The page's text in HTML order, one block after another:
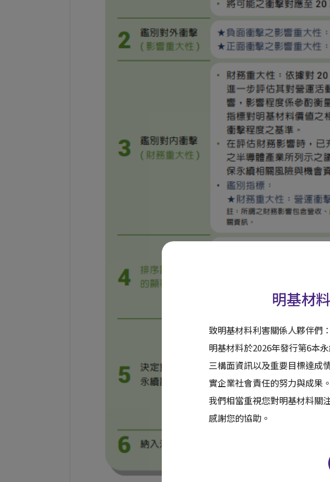
明基材
致明基材料利害關係人夥伴們：
明基材料於2026年發行第6本
三構面資訊以及重要目標達成
實企業社會責任的努力與成果。
我們相當重視您對明基材料關
感謝您的協助。